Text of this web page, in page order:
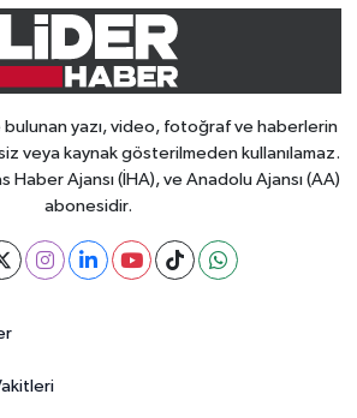
yazı, video, fotoğraf ve haberlerin
veya kaynak gösterilmeden kullanılamaz.
Haber Ajansı (İHA), ve Anadolu Ajansı (AA)
abonesidir.